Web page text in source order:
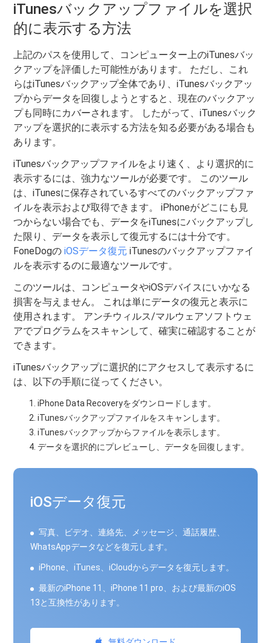
iTunesバックアップファイルを選択
的に表示する方法
上記のパスを使用して、コンピューター上のiTunesバッ
クアップを評価した可能性があります。 ただし、これ
らはiTunesバックアップ全体であり、iTunesバックアッ
プからデータを回復しようとすると、現在のバックアッ
プも同時にカバーされます。 したがって、iTunesバック
アップを選択的に表示する方法を知る必要がある場合も
あります。
iTunesバックアップファイルをより速く、より選択的に
表示するには、強力なツールが必要です。 このツール
は、iTunesに保存されているすべてのバックアップファ
イルを表示および取得できます。 iPhoneがどこにも見
つからない場合でも、データをiTunesにバックアップし
た限り、データを表示して復元するには十分です。
FoneDogのiOSデータ復元 iTunesのバックアップファイ
ルを表示するのに最適なツールです。
このツールは、コンピュータやiOSデバイスにいかなる
損害を与えません。 これは単にデータの復元と表示に
使用されます。 アンチウィルス/マルウェアソフトウェ
アでプログラムをスキャンして、確実に確認することが
できます。
iTunesバックアップに選択的にアクセスして表示するに
は、以下の手順に従ってください。
iPhone Data Recoveryをダウンロードします。
iTunesバックアップファイルをスキャンします。
iTunesバックアップからファイルを表示します。
データを選択的にプレビューし、データを回復します。
iOSデータ復元
写真、ビデオ、連絡先、メッセージ、通話履歴、
WhatsAppデータなどを復元します。
iPhone、iTunes、iCloudからデータを復元します。
最新のiPhone 11、iPhone 11 pro、および最新のiOS
13と互換性があります。